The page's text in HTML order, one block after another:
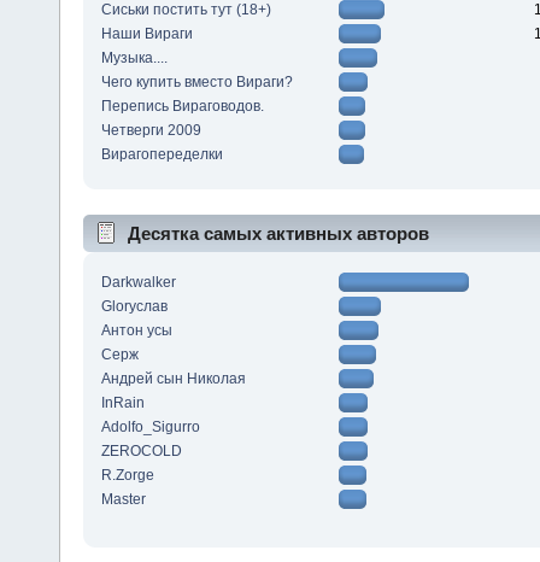
Сиськи постить тут (18+)
Наши Вираги
Музыка....
Чего купить вместо Вираги?
Перепись Вираговодов.
Четверги 2009
Вирагопеределки
Десятка самых активных авторов
Darkwalker
Gloryслав
Антон усы
Серж
Андрей сын Николая
InRain
Adolfo_Sigurro
ZEROCOLD
R.Zorge
Master